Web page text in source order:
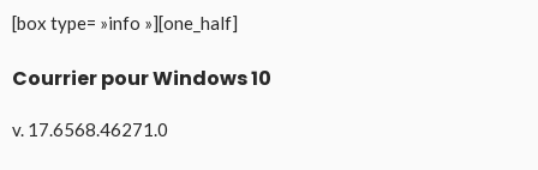
[box type= »info »][one_half]
Courrier pour Windows 10
v. 17.6568.46271.0